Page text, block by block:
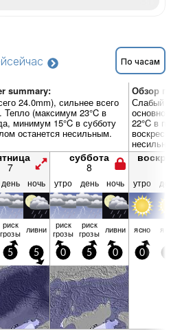
сейчас По часам
summary:
24.0mm), сильнее всего
Тепло (максимум 23°C в
минимум 15°C в субботу
останется несильным.
Обзор
Слабый
22°C в
7
суббота
8
день ночь утро день ночь утро
риск
грозы ливни риск
грозы
риск
грозы ливни ясно
5 5 0 5 0 0